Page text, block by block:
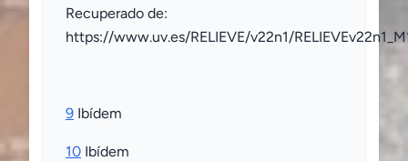
Recuperado de:
https://www.uv.es/RELIEVE/v22n1/
9 Ibídem
10 Ibídem